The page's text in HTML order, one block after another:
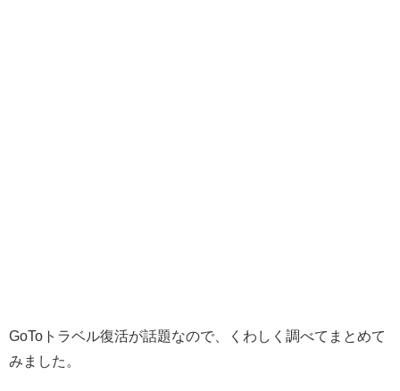
GoToトラベル復活が話題なので、くわしく調べてまとめて
みました。